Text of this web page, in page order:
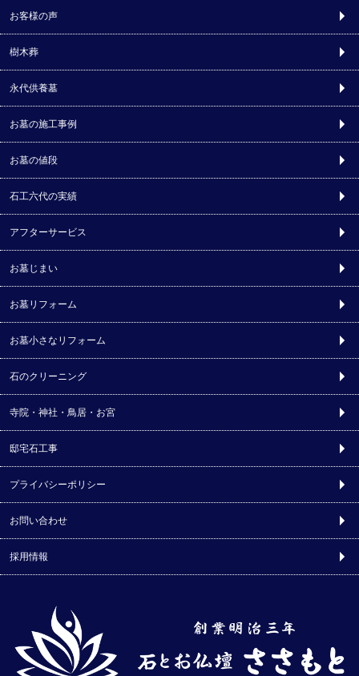
お客様の声
樹木葬
永代供養墓
お墓の施工事例
お墓の値段
石工六代の実績
アフターサービス
お墓じまい
お墓リフォーム
お墓小さなリフォーム
石のクリーニング
寺院・神社・鳥居・お宮
邸宅石工事
プライバシーポリシー
お問い合わせ
採用情報